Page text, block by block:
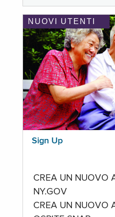
NUOVI UTENTI
Sign Up
CREA UN NUOVO
NY.GOV
CREA UN NUOVO